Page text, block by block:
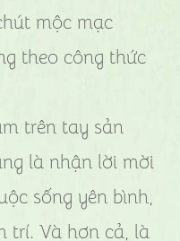
mộc mạc
theo công thức
trên tay sản
là nhận lời mời
sống yên bình,
trí. Và hơn cả, là